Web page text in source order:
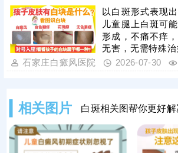
高。照光治疗需
率，维持疗效连
行综合治疗，双
加快肤色还原。
以白斑形式表现
儿童腿上白斑可
形成，不痛不痒
无害，无需特殊
白癜风，这种皮
检查，结果准确
白斑症状、成因
加重，给孩子带来
石家庄白癜风医院 2026-07-30
相关图片 白斑相关图帮你更好